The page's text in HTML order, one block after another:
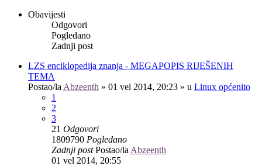
Obavijesti
Odgovori
Pogledano
Zadnji post
LZS enciklopedija znanja - MEGAPOPIS RIJEŠENIH
TEMA
Postao/la Abzeenth » 01 vel 2014, 20:23 » u Linux općenito
1
2
3
21 Odgovori
1809790 Pogledano
Zadnji postPostao/la Abzeenth
01 vel 2014, 20:55